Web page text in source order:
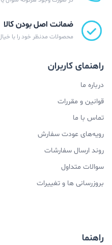
ضمانت اصل بودن کالا
محصولات مدنظر خود را با
راهنمای کاربران
درباره ما
قوانین و مقررات
تماس با ما
رویه‌های عودت سفارش
روند ارسال سفارشات
سوالات متداول
بروزرسانی ها و تغییرات
راهنما